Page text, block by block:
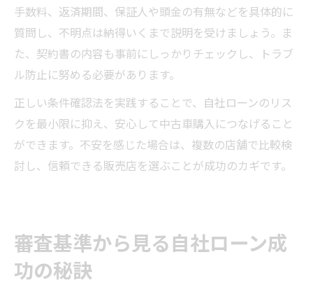
手数料、返済期間、保証人や頭金の有無などを具体的に
質問し、不明点は納得いくまで説明を受けましょう。ま
た、契約書の内容も事前にしっかりチェックし、トラブ
ル防止に努める必要があります。
正しい条件確認法を実践することで、自社ローンのリス
クを最小限に抑え、安心して中古車購入につなげること
ができます。不安を感じた場合は、複数の店舗で比較検
討し、信頼できる販売店を選ぶことが成功のカギです。
審査基準から見る自社ローン成
功の秘訣